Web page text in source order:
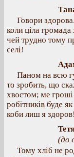
Говори
коли ціла
чей трудно тому
селі!
Паном на всю
то зробить, що
хвостом; ме гроші
робітників буде
коби лиш я здоров!
(до
Тому хліб не